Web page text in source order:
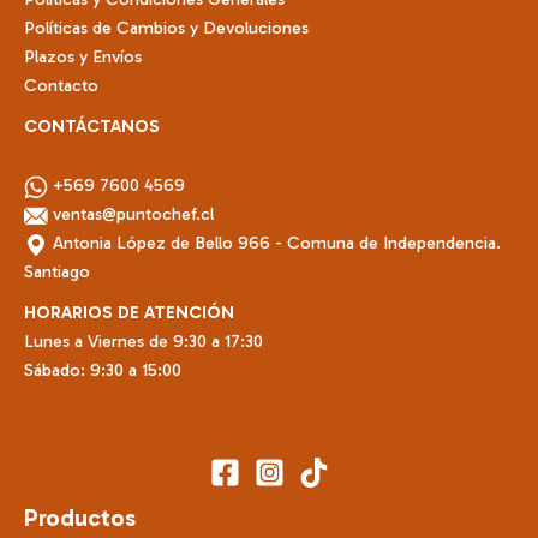
Políticas de Cambios y Devoluciones
Plazos y Envíos
Contacto
CONTÁCTANOS
+569 7600 4569
ventas@puntochef.cl
Antonia López de Bello 966 - Comuna de Independencia.
Santiago
HORARIOS DE ATENCIÓN
Lunes a Viernes de 9:30 a 17:30
Sábado: 9:30 a 15:00
Productos